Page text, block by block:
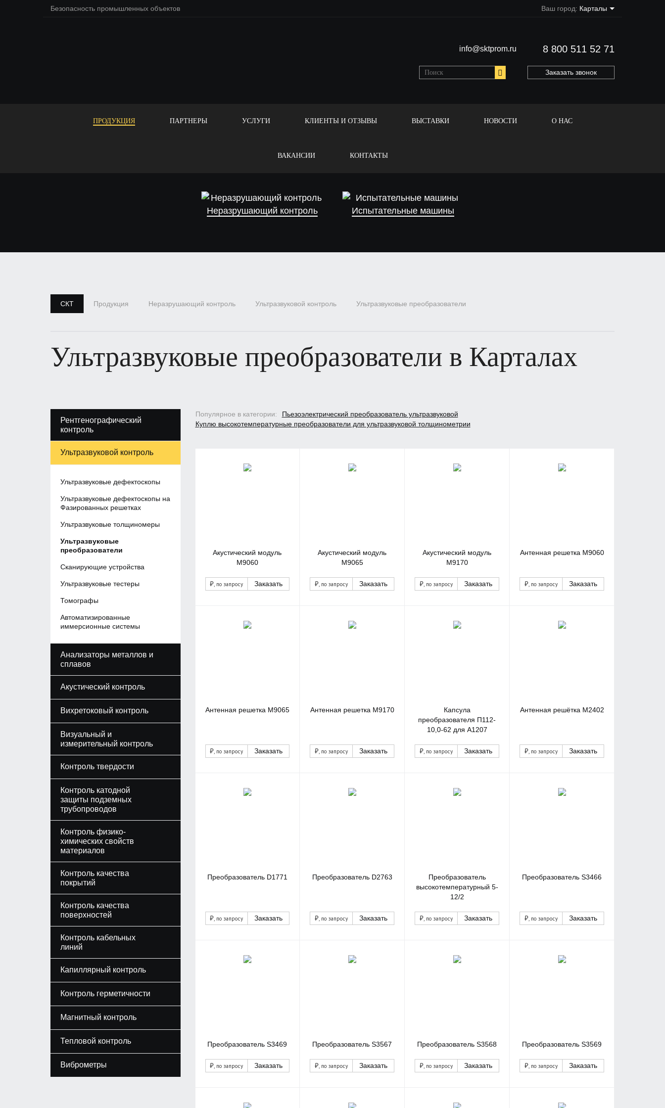
Безопасность промышленных объектов Ваш город: Карталы
info@sktprom.ru 8 800 511 52 71
Заказать звонок
ПРОДУКЦИЯ ПАРТНЕРЫ УСЛУГИ КЛИЕНТЫ И ОТЗЫВЫ ВЫСТАВКИ НОВОСТИ О НАС
ВАКАНСИИ КОНТАКТЫ
Неразрушающий контроль Испытательные машины
СКТ Продукция Неразрушающий контроль Ультразвуковой контроль Ультразвуковые преобразователи
Ультразвуковые преобразователи в Карталах
Рентгенографический
контроль
Ультразвуковой контроль
Ультразвуковые дефектоскопы
Ультразвуковые дефектоскопы на
Фазированных решетках
Ультразвуковые толщиномеры
Ультразвуковые
преобразователи
Сканирующие устройства
Ультразвуковые тестеры
Томографы
Автоматизированные
иммерсионные системы
Анализаторы металлов и
сплавов
Акустический контроль
Вихретоковый контроль
Визуальный и
измерительный контроль
Контроль твердости
Контроль катодной
защиты подземных
трубопроводов
Контроль физико-
химических свойств
материалов
Контроль качества
покрытий
Контроль качества
поверхностей
Контроль кабельных
линий
Капиллярный контроль
Контроль герметичности
Магнитный контроль
Тепловой контроль
Виброметры
Популярное в категории:
Пьезоэлектрический преобразователь ультразвуковой
Куплю высокотемпературные преобразователи для ультразвуковой толщинометрии
Акустический модуль
М9060
₽, по запросу Заказать
Акустический модуль
М9065
₽, по запросу Заказать
Акустический модуль
М9170
₽, по запросу Заказать
Антенная решетка M9060
₽, по запросу Заказать
Антенная решетка M9065
₽, по запросу Заказать
Антенная решетка M9170
₽, по запросу Заказать
Капсула
преобразователя П112-
10,0-62 для А1207
₽, по запросу Заказать
Антенная решётка M2402
₽, по запросу Заказать
Преобразователь D1771
₽, по запросу Заказать
Преобразователь D2763
₽, по запросу Заказать
Преобразователь
высокотемпературный 5-
12/2
₽, по запросу Заказать
Преобразователь S3466
₽, по запросу Заказать
Преобразователь S3469
₽, по запросу Заказать
Преобразователь S3567
₽, по запросу Заказать
Преобразователь S3568
₽, по запросу Заказать
Преобразователь S3569
₽, по запросу Заказать